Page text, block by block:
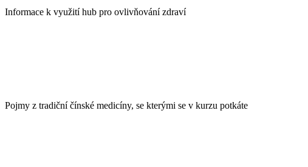
Informace k využití hub pro ovlivňování zdraví
Pojmy z tradiční čínské medicíny, se kterými se v kurzu potkáte